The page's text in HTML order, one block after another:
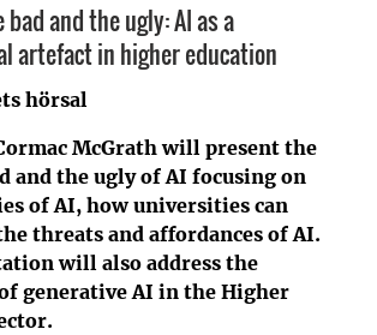
bad and the ugly: AI as a
artefact in higher education
hörsal
McGrath will present the
and the ugly of AI focusing on
of AI, how universities can
threats and affordances of AI.
will also address the
generative AI in the Higher